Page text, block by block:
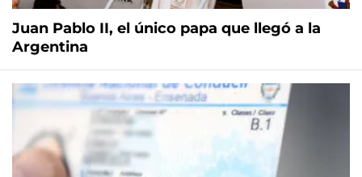
Juan Pablo II, el único papa que llegó a la
Argentina